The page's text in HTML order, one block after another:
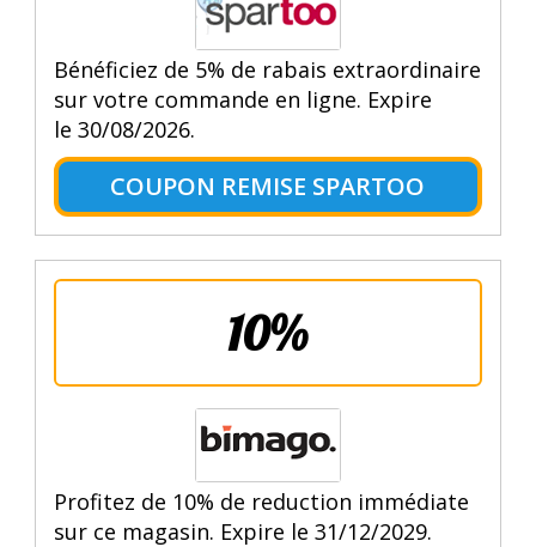
Bénéficiez de 5% de rabais extraordinaire
sur votre commande en ligne. Expire
le 30/08/2026.
COUPON REMISE SPARTOO
10%
Profitez de 10% de reduction immédiate
sur ce magasin. Expire le 31/12/2029.